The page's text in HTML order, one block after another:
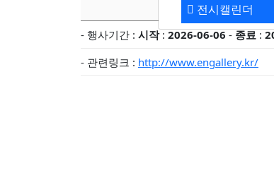
전시캘린더
- 행사기간 : 시작:2026-06-06-종료:
- 관련링크 : http://www.engallery.kr/